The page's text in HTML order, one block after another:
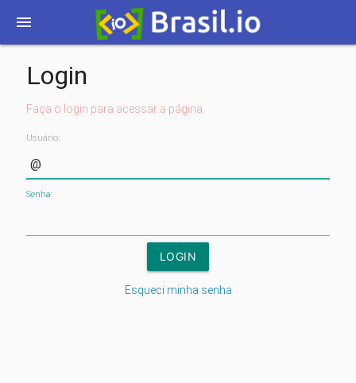
menu
Login
Faça o login para acessar a página.
Usuário:
Senha:
Esqueci minha senha